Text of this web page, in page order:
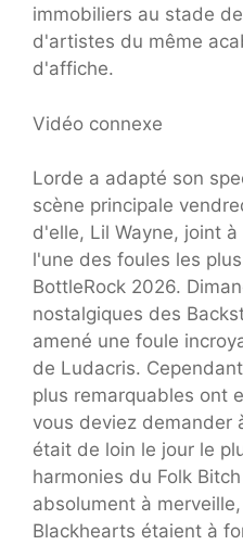
immobiliers au stade
d'artistes du même
d'affiche.
Vidéo connexe
Lorde a adapté son
scène principale
d'elle, Lil Wayne, joint
l'une des foules les
BottleRock 2026.
nostalgiques des
amené une foule
de Ludacris.
plus remarquables ont
vous deviez demander
était de loin le jour le
harmonies du Folk
absolument à
Blackhearts étaient à